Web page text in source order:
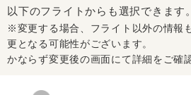
以下のフライトからも選択できます。
※変更する場合、フライト以外の情報
更となる可能性がございます。
かならず変更後の画面にて詳細をご確